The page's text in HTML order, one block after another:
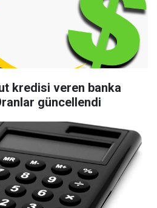
kredisi veren banka
güncellendi